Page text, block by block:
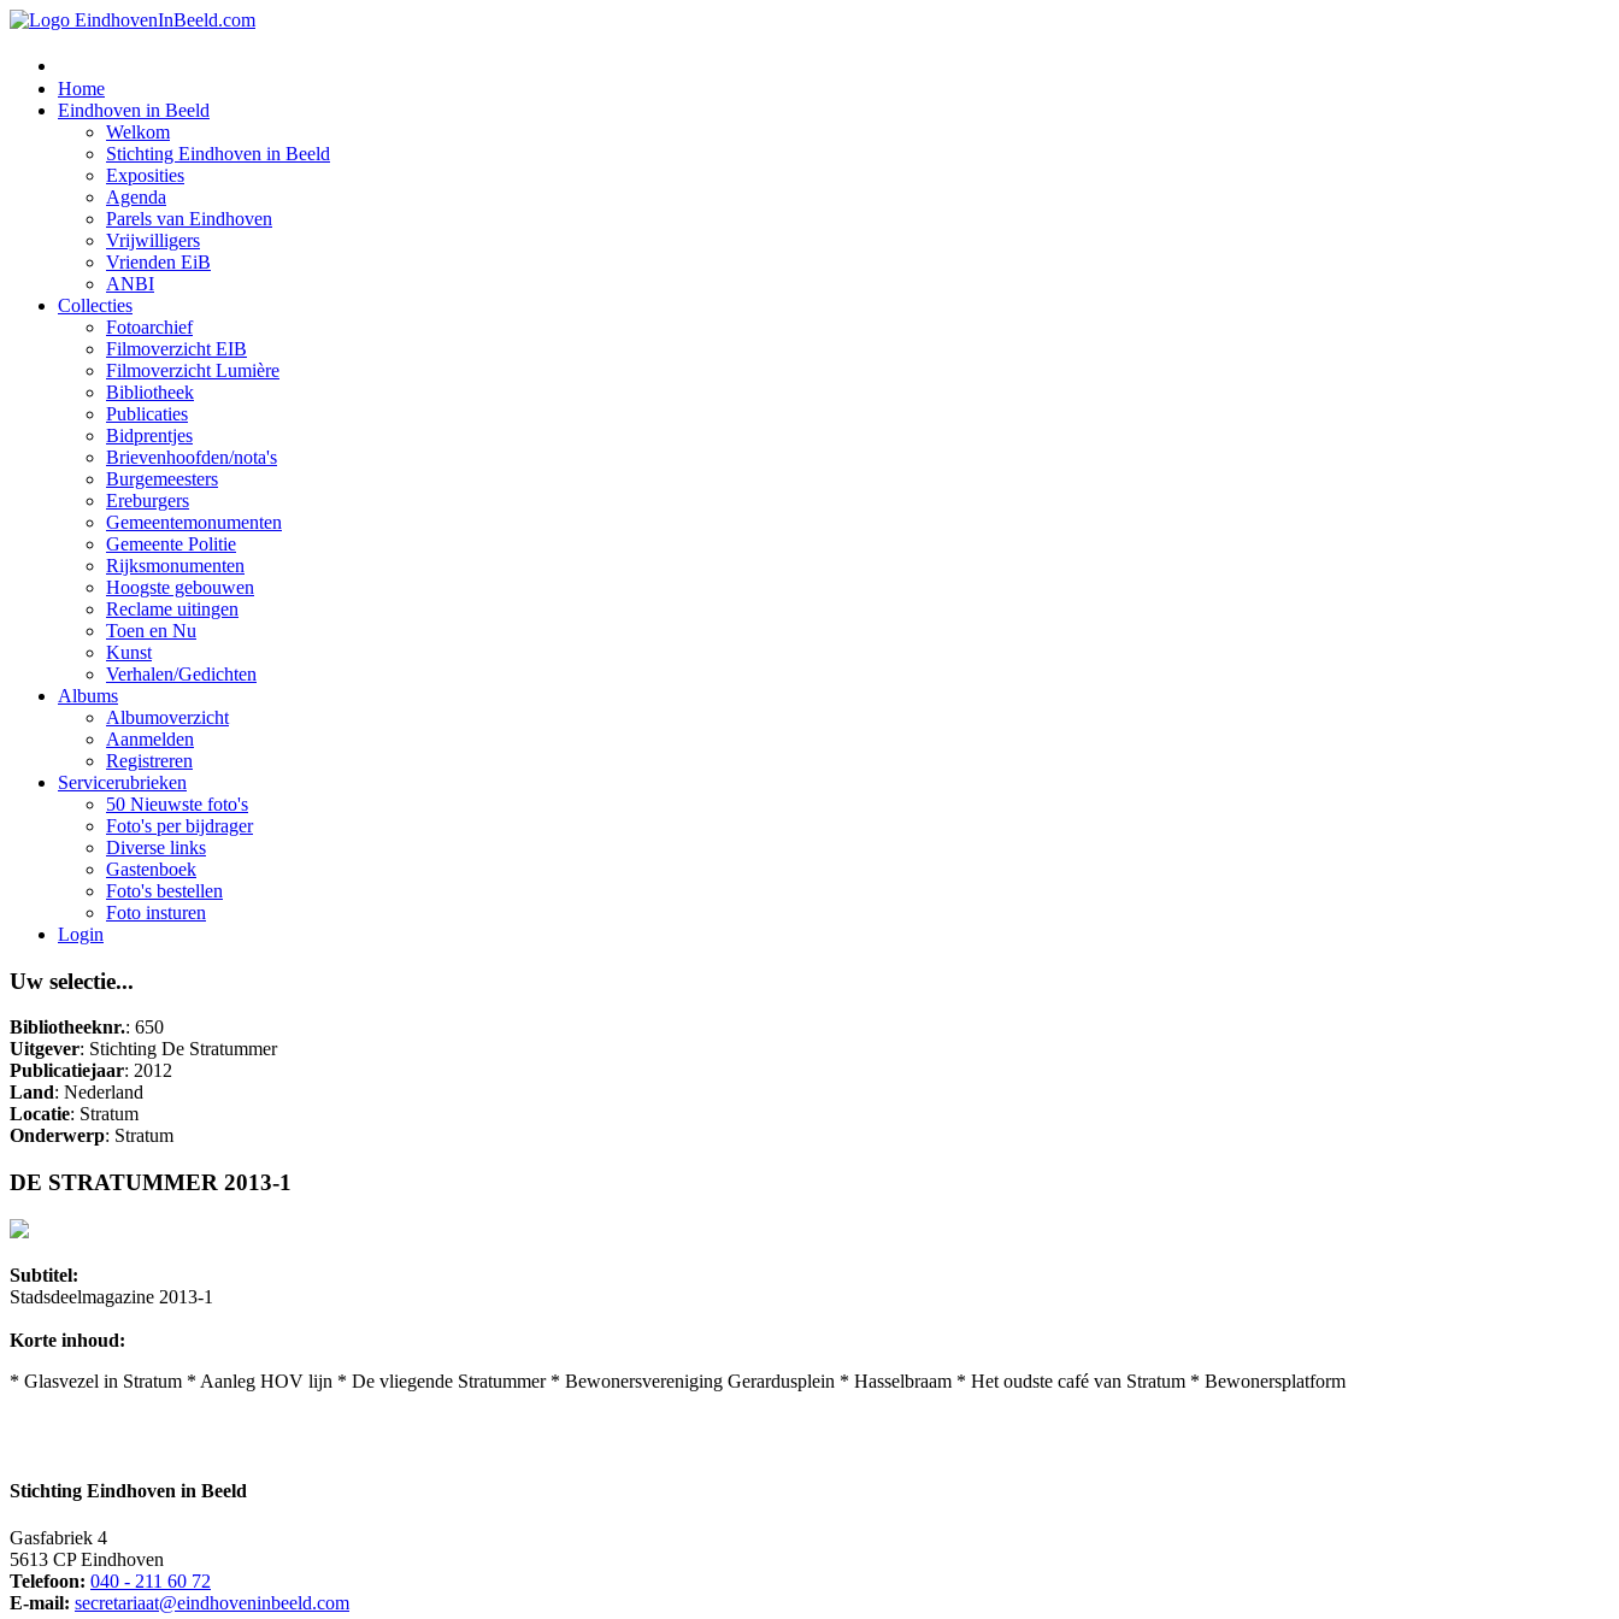
Home
Eindhoven in Beeld
Welkom
Stichting Eindhoven in Beeld
Exposities
Agenda
Parels van Eindhoven
Vrijwilligers
Vrienden EiB
ANBI
Collecties
Fotoarchief
Filmoverzicht EIB
Filmoverzicht Lumière
Bibliotheek
Publicaties
Bidprentjes
Brievenhoofden/nota's
Burgemeesters
Ereburgers
Gemeentemonumenten
Gemeente Politie
Rijksmonumenten
Hoogste gebouwen
Reclame uitingen
Toen en Nu
Kunst
Verhalen/Gedichten
Albums
Albumoverzicht
Aanmelden
Registreren
Servicerubrieken
50 Nieuwste foto's
Foto's per bijdrager
Diverse links
Gastenboek
Foto's bestellen
Foto insturen
Login
Uw selectie...
Bibliotheeknr.: 650
Uitgever: Stichting De Stratummer
Publicatiejaar: 2012
Land: Nederland
Locatie: Stratum
Onderwerp: Stratum
DE STRATUMMER 2013-1
Subtitel:
Stadsdeelmagazine 2013-1
Korte inhoud:
* Glasvezel in Stratum * Aanleg HOV lijn * De vliegende Stratummer * Bewonersvereniging Gerardusplein * Hasselbraam * Het oudste café van Stratum * Bewonersplatform
Stichting Eindhoven in Beeld
Gasfabriek 4
5613 CP Eindhoven
Telefoon: 040 - 211 60 72
E-mail: secretariaat@eindhoveninbeeld.com